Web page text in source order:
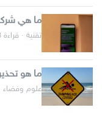
ما هي
تقنية · قراءة 3 دقائق
ما هو تحذير
علوم وفضاء ·